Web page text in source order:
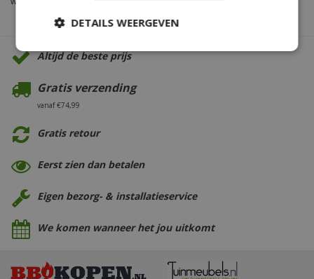
Altijd de beste prijs
Gratis verzending
vanaf €74,99
Gratis retour
Eerst zien dan betalen
Eigen bezorg- & installatieservice
We komen wanneer het jou uitkomt
DETAILS WEERGEVEN